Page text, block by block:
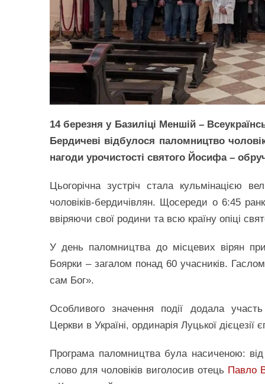
14 березня у Базиліці Меншій –
Бердичеві відбулося паломництво
нагоди урочистості святого Йосифа –
Цьогорічна зустріч стала кульмінацією
чоловіків-бердичівлян. Щосереди о 6:45
ввіряючи свої родини та всю країну опіці
У день паломництва до місцевих вірян
Боярки – загалом понад 60 учасників.
сам Бог».
Особливого значення події додала
Церкви в Україні, ординарія Луцької дієцезії
Програма паломництва була насиченою:
слово для чоловіків виголосив отець Павло